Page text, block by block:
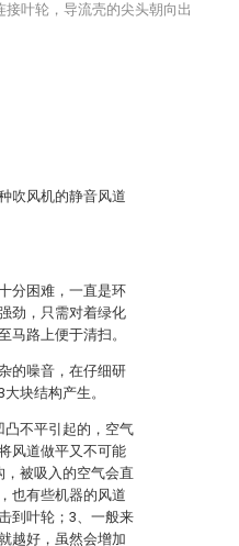
吹风机的静音风道
分困难，一直是环
劲，只需对着绿化
马路上便于清扫。
的噪音，在仔细研
块结构产生。
凸不平引起的，空气
风道做平又不可能
被吸入的空气会直
也有些机器的风道
到叶轮；3、一般来
越好，虽然会增加
叶轮，导流壳的尖头朝向出